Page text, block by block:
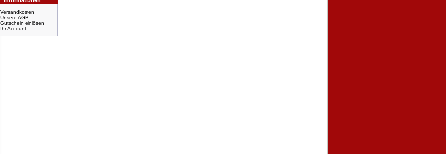
Versandkosten
Unsere AGB
Gutschein einlösen
Ihr Account